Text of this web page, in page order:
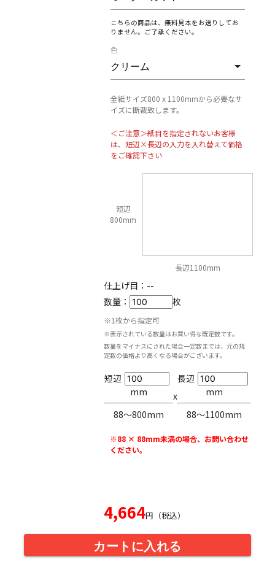
こちらの商品は、無料見本をお送りしてお
りません。ご了承ください。
色
全紙サイズ800 x 1100mmから必要なサ
イズに断裁致します。
＜ご注意＞紙目を指定されないお客様
は、短辺×長辺の入力を入れ替えて価格
をご確認下さい
短辺
800mm
長辺1100mm
仕上げ目： --
数量：
枚
※1枚から指定可
※表示されている数量はお買い得な既定数です。
数量をマイナスにされた場合一定数までは、元の規
定数の価格より高くなる場合がございます。
短辺
mm
88〜800mm
x
長辺
mm
88〜1100mm
※88 × 88mm未満の場合、お問い合わせ
ください。
4,664円（税込）
カートに入れる